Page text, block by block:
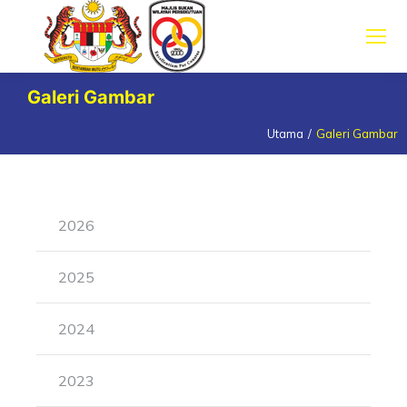
Galeri Gambar
Utama Galeri Gambar
2026
2025
2024
2023